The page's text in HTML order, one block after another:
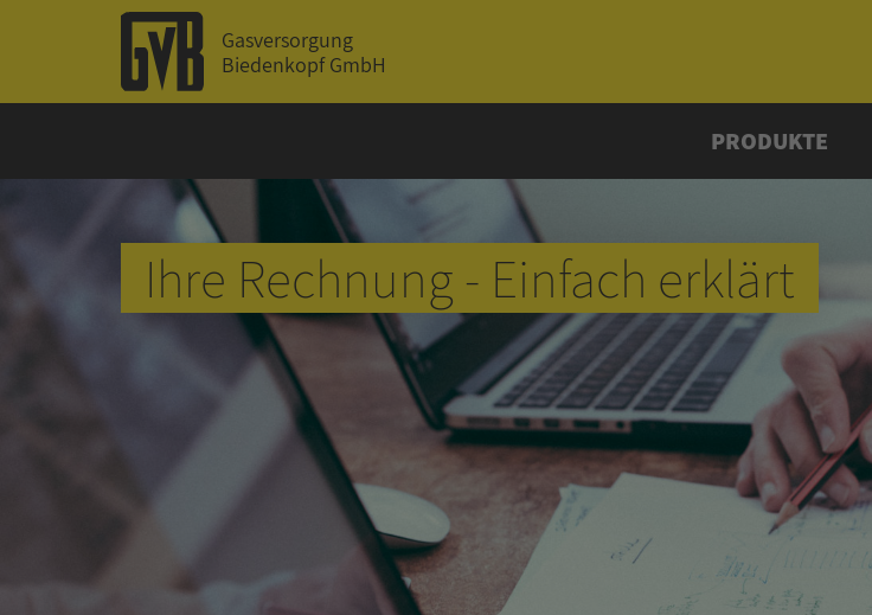
Gasversorgung
Biedenkopf GmbH
PRODUKTE
Ihre Rechnung - Einfach erklärt